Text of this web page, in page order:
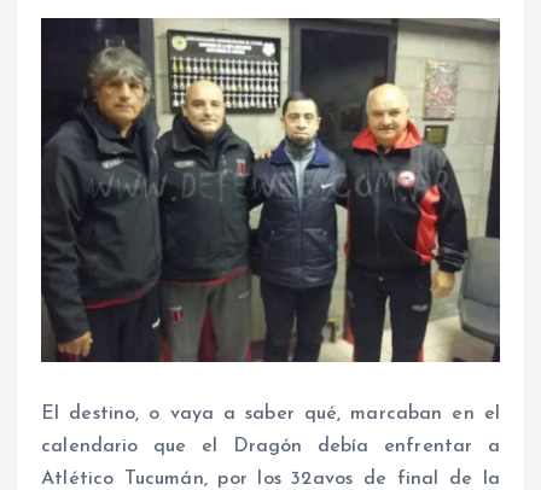
El destino, o vaya a saber qué, marcaban en el
calendario que el Dragón debía enfrentar a
Atlético Tucumán, por los 32avos de final de la